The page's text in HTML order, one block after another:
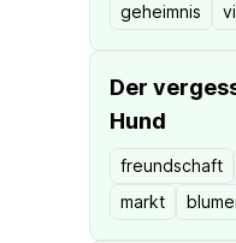
geheimnis
Der
Hund
freundschaft
markt